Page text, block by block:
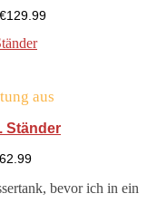
aus
Ständer
bevor ich in ein